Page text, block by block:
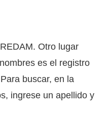
Otro lugar
es el registro
buscar, en la
ingrese un apellido y